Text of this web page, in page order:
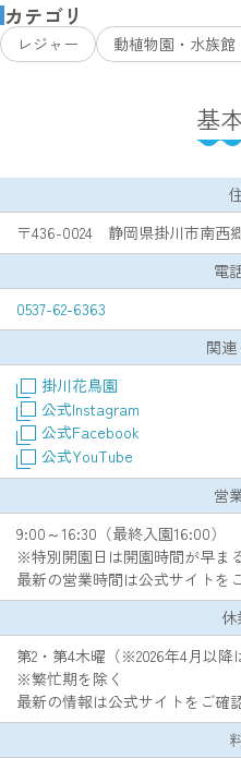
カテゴリ
レジャー 動植物園・水族館
基
〒436-0024 静岡県掛川市南西
電
0537-62-6363
関連
掛川花鳥園
公式Instagram
公式Facebook
公式YouTube
営
9:00～16:30（最終入園16:00）
※特別開園日は開園時間が早ま
最新の営業時間は公式サイトを
休
第2・第4木曜（※2026年4月以降
※繁忙期を除く
最新の情報は公式サイトをご確